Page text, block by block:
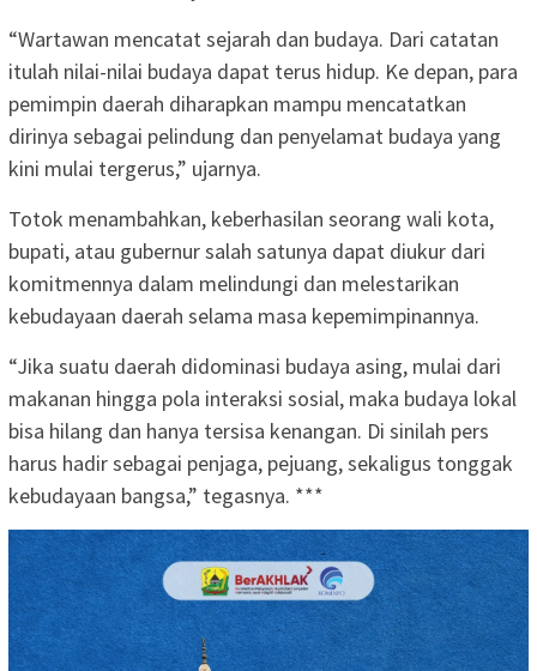
“Wartawan mencatat sejarah dan budaya. Dari catatan
itulah nilai-nilai budaya dapat terus hidup. Ke depan, para
pemimpin daerah diharapkan mampu mencatatkan
dirinya sebagai pelindung dan penyelamat budaya yang
kini mulai tergerus,” ujarnya.
Totok menambahkan, keberhasilan seorang wali kota,
bupati, atau gubernur salah satunya dapat diukur dari
komitmennya dalam melindungi dan melestarikan
kebudayaan daerah selama masa kepemimpinannya.
“Jika suatu daerah didominasi budaya asing, mulai dari
makanan hingga pola interaksi sosial, maka budaya lokal
bisa hilang dan hanya tersisa kenangan. Di sinilah pers
harus hadir sebagai penjaga, pejuang, sekaligus tonggak
kebudayaan bangsa,” tegasnya. ***